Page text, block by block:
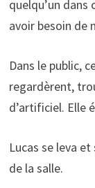
quelqu’un
avoir besoin de
Dans le public,
regardèrent,
d’artificiel. Elle
Lucas se leva
de la salle.